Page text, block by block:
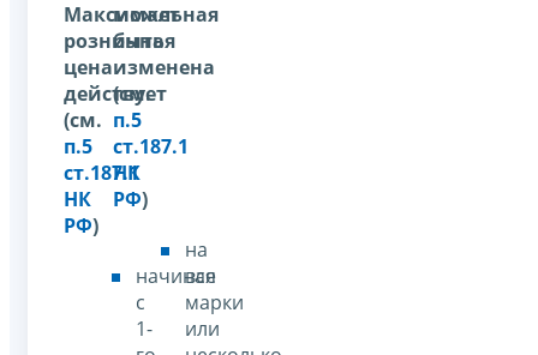
Максимальная
розничная
цена
действует
(см.
п.5
ст.187.1
НК
РФ)
начиная
с
1-
может
быть
изменена
(см.
п.5
ст.187.1
НК
РФ)
на
все
марки
или